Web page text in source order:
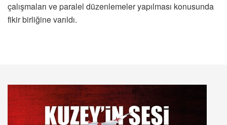
çalışmaları ve paralel düzenlemeler yapılması konusunda
fikir birliğine varıldı.